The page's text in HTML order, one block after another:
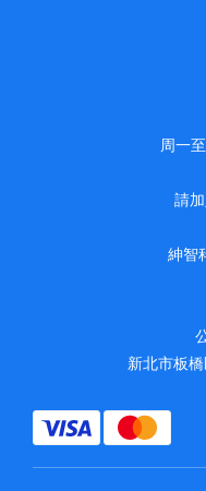
周一
請
紳智
新北市板